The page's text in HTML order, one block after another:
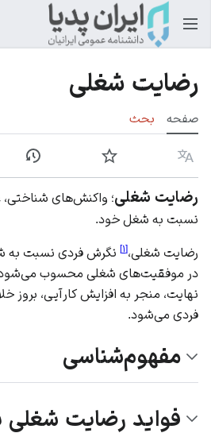
رضایت شغلی
صفحه بحث
زبان پیگیری
رضایت شغلی؛ واکنش‌های
نسبت به شغل خود.
رضایت شغلی،[۱] نگرش فردی نسبت به
در موفقیت‌های شغلی محسوب می‌شود.
نهایت، منجر به افزایش کارآیی،
فردی می‌شود.
مفهوم‌شناسی
فواید رضایت شغلی